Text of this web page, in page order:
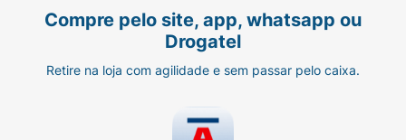
Compre pelo site, app, whatsapp ou
Drogatel
Retire na loja com agilidade e sem passar pelo caixa.